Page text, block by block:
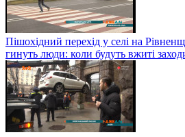
Пішохідний перехід у селі на
гинуть люди: коли будуть вжиті